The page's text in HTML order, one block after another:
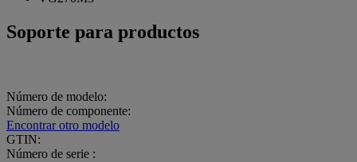
Soporte para productos
Número de modelo:
Número de componente:
Encontrar otro modelo
GTIN:
Número de serie :